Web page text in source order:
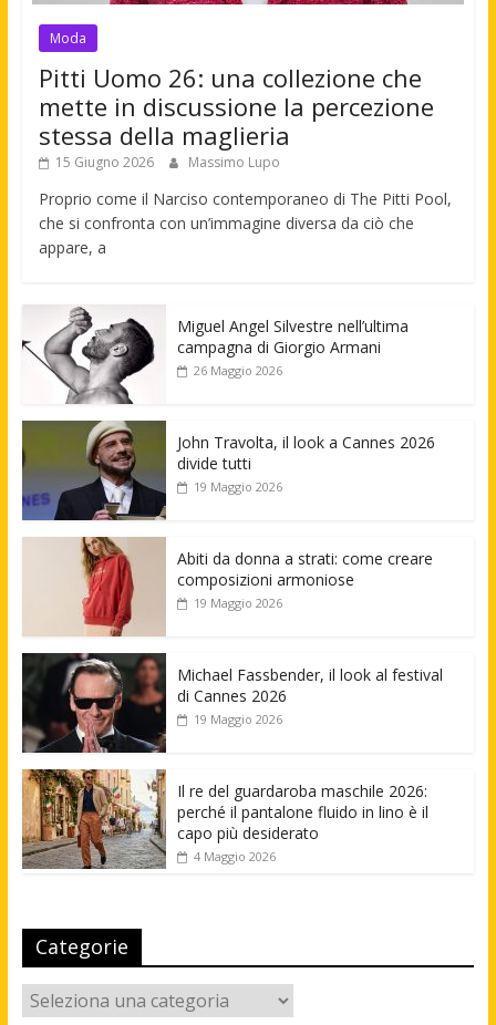
Moda
Pitti Uomo 26: una collezione che
mette in discussione la percezione
stessa della maglieria
15 Giugno 2026 Massimo Lupo
Proprio come il Narciso contemporaneo di The Pitti Pool,
che si confronta con un’immagine diversa da ciò che
appare, a
Miguel Angel Silvestre nell’ultima
campagna di Giorgio Armani
26 Maggio 2026
John Travolta, il look a Cannes 2026
divide tutti
19 Maggio 2026
Abiti da donna a strati: come creare
composizioni armoniose
19 Maggio 2026
Michael Fassbender, il look al festival
di Cannes 2026
19 Maggio 2026
Il re del guardaroba maschile 2026:
perché il pantalone fluido in lino è il
capo più desiderato
4 Maggio 2026
Categorie
Categorie